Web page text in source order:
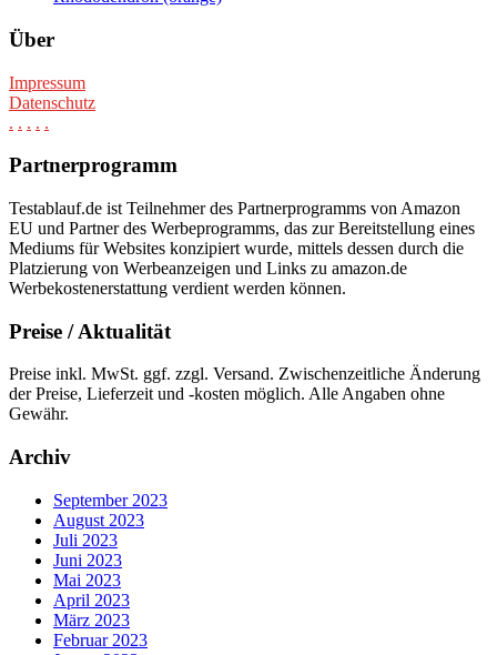
Über
Impressum
Datenschutz
. . . . .
Partnerprogramm
Testablauf.de ist Teilnehmer des Partnerprogramms von Amazon
EU und Partner des Werbeprogramms, das zur Bereitstellung eines
Mediums für Websites konzipiert wurde, mittels dessen durch die
Platzierung von Werbeanzeigen und Links zu amazon.de
Werbekostenerstattung verdient werden können.
Preise / Aktualität
Preise inkl. MwSt. ggf. zzgl. Versand. Zwischenzeitliche Änderung
der Preise, Lieferzeit und -kosten möglich. Alle Angaben ohne
Gewähr.
Archiv
September 2023
August 2023
Juli 2023
Juni 2023
Mai 2023
April 2023
März 2023
Februar 2023